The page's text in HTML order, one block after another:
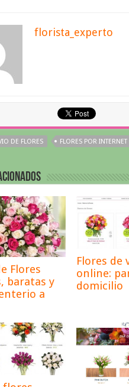
florista_experto
DE FLORES FLORES POR INTERNET
Flores
baratas y
a
Flores de
online:
domicilio